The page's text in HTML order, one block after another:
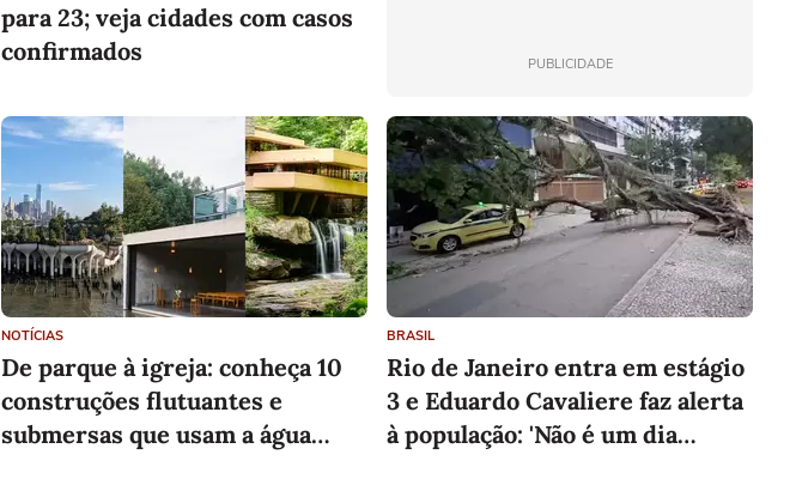
para 23; veja cidades com casos
confirmados
PUBLICIDADE
NOTÍCIAS
De parque à igreja: conheça 10
construções flutuantes e
submersas que usam a água
BRASIL
Rio de Janeiro entra em estágio
3 e Eduardo Cavaliere faz alerta
à população: 'Não é um dia